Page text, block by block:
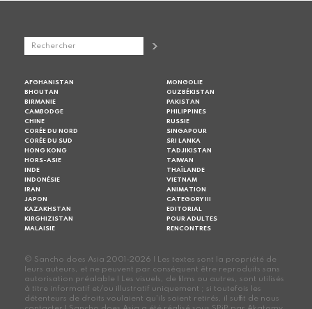
AFGHANISTAN
BHOUTAN
BIRMANIE
CAMBODGE
CHINE
CORÉE DU NORD
CORÉE DU SUD
HONG KONG
HORS-ASIE
INDE
INDONÉSIE
IRAN
JAPON
KAZAKHSTAN
KIRGHIZISTAN
MALAISIE
MONGOLIE
OUZBÉKISTAN
PAKISTAN
PHILIPPINES
RUSSIE
SINGAPOUR
SRI LANKA
TADJIKISTAN
TAIWAN
THAÏLANDE
VIETNAM
ANIMATION
CATEGORY III
EDITORIAL
POUR ADULTES
RENCONTRES
© Sancho does Asia 2001-2026 | Les textes sont la propriété de
leurs auteurs, et ne peuvent par conséquent être reproduits sans
autorisation préalable | Les visuels, de films ou autres, sont utilisés
à titre informatif et/ou illustratif uniquement ; si toutefois les
détenteurs de droits voulaient qu'ils soient retirés, il suffit de nous